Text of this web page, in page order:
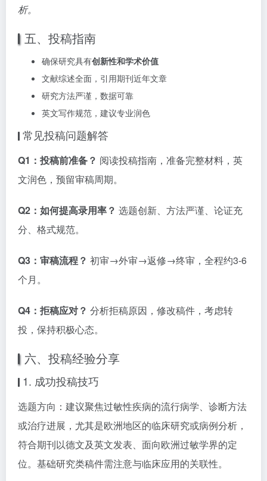
析。
五、投稿指南
确保研究具有创新性和学术价值
文献综述全面，引用期刊近年文章
研究方法严谨，数据可靠
英文写作规范，建议专业润色
常见投稿问题解答
Q1：投稿前准备？ 阅读投稿指南，准备完整材料，英
文润色，预留审稿周期。
Q2：如何提高录用率？ 选题创新、方法严谨、论证充
分、格式规范。
Q3：审稿流程？ 初审→外审→返修→终审，全程约3-6
个月。
Q4：拒稿应对？ 分析拒稿原因，修改稿件，考虑转
投，保持积极心态。
六、投稿经验分享
1. 成功投稿技巧
选题方向：建议聚焦过敏性疾病的流行病学、诊断方法
或治疗进展，尤其是欧洲地区的临床研究或病例分析，
符合期刊以德文及英文发表、面向欧洲过敏学界的定
位。基础研究类稿件需注意与临床应用的关联性。